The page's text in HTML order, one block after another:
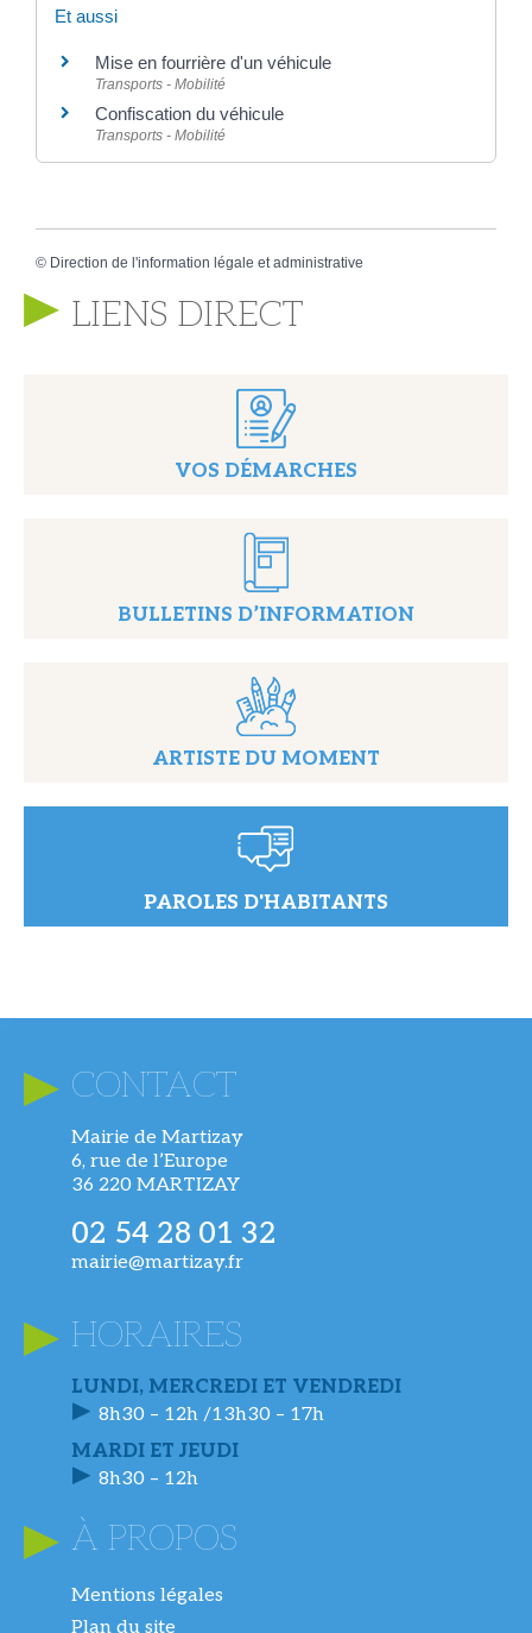
Et aussi
Mise en fourrière d'un véhicule
Transports - Mobilité
Confiscation du véhicule
Transports - Mobilité
© Direction de l'information légale et administrative
LIENS DIRECT
VOS DÉMARCHES
BULLETINS D’INFORMATION
ARTISTE DU MOMENT
PAROLES D'HABITANTS
CONTACT
Mairie de Martizay
6, rue de l’Europe
36 220 MARTIZAY
02 54 28 01 32
mairie@martizay.fr
HORAIRES
LUNDI, MERCREDI ET VENDREDI
8h30 – 12h /13h30 – 17h
MARDI ET JEUDI
8h30 – 12h
À PROPOS
Mentions légales
Plan du site